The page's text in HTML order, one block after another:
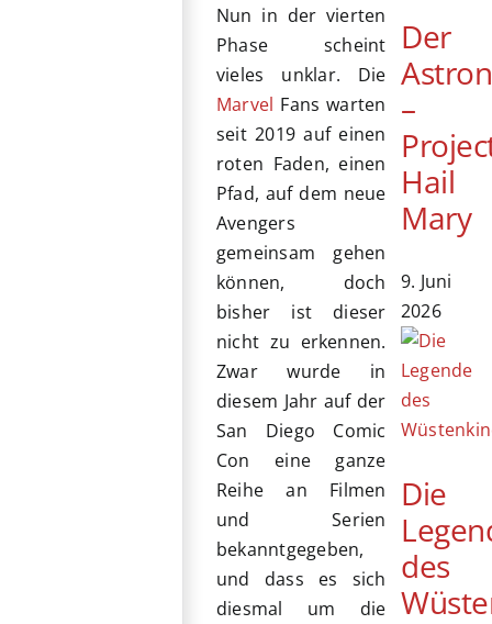
Nun in der vierten
Phase scheint
vieles unklar. Die
Marvel Fans warten
seit 2019 auf einen
roten Faden, einen
Pfad, auf dem neue
Avengers
gemeinsam gehen
können, doch
bisher ist dieser
nicht zu erkennen.
Zwar wurde in
diesem Jahr auf der
San Diego Comic
Con eine ganze
Reihe an Filmen
und Serien
bekanntgegeben,
und dass es sich
diesmal um die
Der
–
Hail
Mary
9. Juni
2026
Die
des